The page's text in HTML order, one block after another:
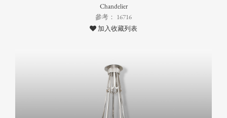
Chandelier
參考： 16716
加入收藏列表